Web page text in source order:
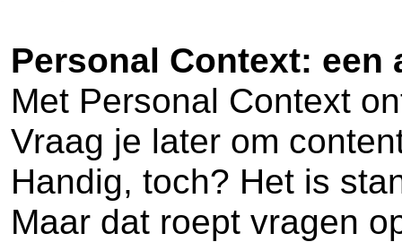
Personal Context:
Met Personal Context
Vraag je later om
Handig, toch? Het is
Maar dat roept vragen